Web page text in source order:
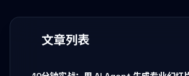
文章列表